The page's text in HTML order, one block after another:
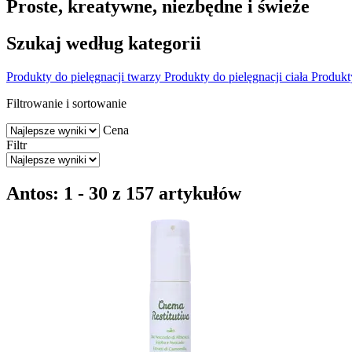
Proste, kreatywne, niezbędne i świeże
Szukaj według kategorii
Produkty do pielęgnacji twarzy Produkty do pielęgnacji ciała
Filtrowanie i sortowanie
Cena
Filtr
Antos: 1 - 30 z 157 artykułów